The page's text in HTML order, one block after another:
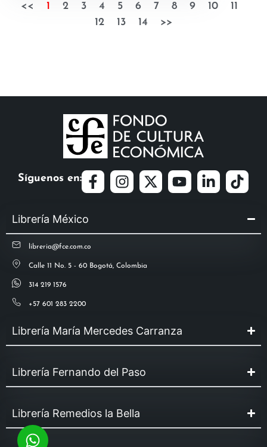
<< 1 2 3 4 5 6 7 8 9 10
11
12
13 14 >>
Síguenos en:
Librería México
libreria@fce.com.co
Calle 11 No. 5 - 60 Bogotá, Colombia
314 219 1576
+57 601 283 2200
Librería María Mercedes Carranza
Librería Fernando del Paso
Librería Remedios la Bella